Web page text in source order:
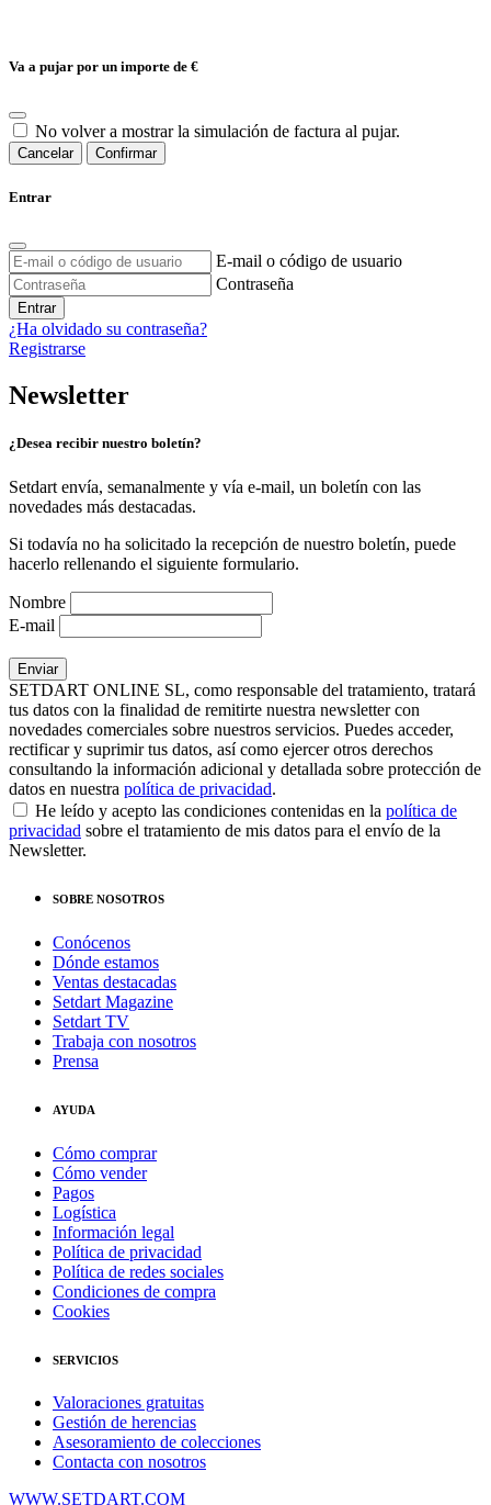
Va a pujar por un importe de €
No volver a mostrar la simulación de factura al pujar.
Cancelar Confirmar
Entrar
E-mail o código de usuario
Contraseña
Entrar
¿Ha olvidado su contraseña?
Registrarse
Newsletter
¿Desea recibir nuestro boletín?
Setdart envía, semanalmente y vía e-mail, un boletín con las
novedades más destacadas.
Si todavía no ha solicitado la recepción de nuestro boletín, puede
hacerlo rellenando el siguiente formulario.
Nombre
E-mail
SETDART ONLINE SL, como responsable del tratamiento, tratará
tus datos con la finalidad de remitirte nuestra newsletter con
novedades comerciales sobre nuestros servicios. Puedes acceder,
rectificar y suprimir tus datos, así como ejercer otros derechos
consultando la información adicional y detallada sobre protección de
datos en nuestra política de privacidad.
He leído y acepto las condiciones contenidas en la política de
privacidad sobre el tratamiento de mis datos para el envío de la
Newsletter.
SOBRE NOSOTROS
Conócenos
Dónde estamos
Ventas destacadas
Setdart Magazine
Setdart TV
Trabaja con nosotros
Prensa
AYUDA
Cómo comprar
Cómo vender
Pagos
Logística
Información legal
Política de privacidad
Política de redes sociales
Condiciones de compra
Cookies
SERVICIOS
Valoraciones gratuitas
Gestión de herencias
Asesoramiento de colecciones
Contacta con nosotros
WWW.SETDART.COM